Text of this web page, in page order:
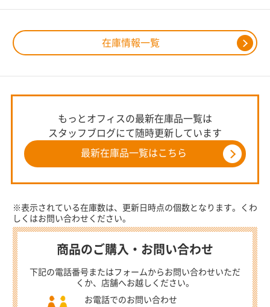
在庫情報一覧
もっとオフィスの最新在庫品一覧は
スタッフブログにて随時更新しています
最新在庫品一覧はこちら
※表示されている在庫数は、更新日時点の個数となります。くわ
しくはお問い合わせください。
商品のご購入・お問い合わせ
下記の電話番号またはフォームからお問い合わせいただ
くか、店舗へお越しください。
お電話でのお問い合わせ